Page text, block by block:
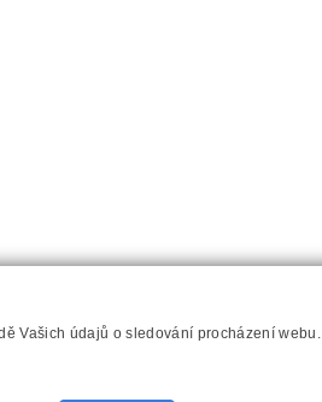
Vašich údajů o sledování procházení webu.